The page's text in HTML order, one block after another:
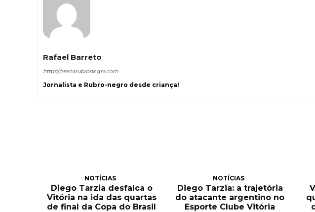
Rafael Barreto
https://arenarubronegra.com
Jornalista e Rubro-negro desde criança!
NOTÍCIAS
Diego Tarzia desfalca o
Vitória na ida das quartas
de final da Copa do Brasil
NOTÍCIAS
Diego Tarzia: a trajetória
do atacante argentino no
Esporte Clube Vitória